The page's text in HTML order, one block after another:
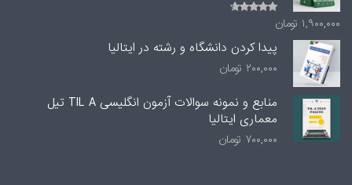
امتیاز
4.00
۱,۹۰۰,۰۰۰ تومان
پیدا کردن دانشگاه و رشته در ایتالیا
۲۰۰,۰۰۰ تومان
منابع و نمونه سوالات آزمون انگلیسی TIL A تیل
معماری ایتالیا
۷۰۰,۰۰۰ تومان